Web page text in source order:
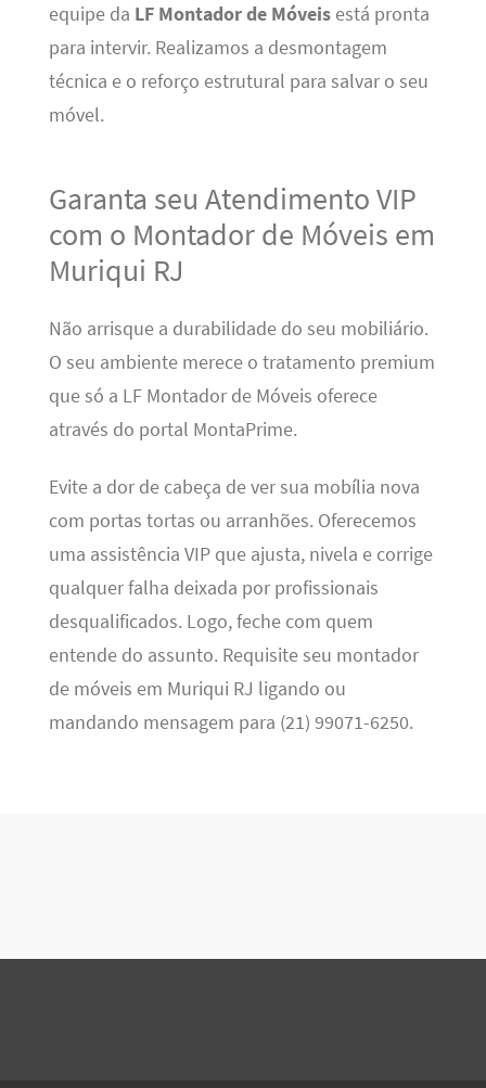
equipe da LF Montador de Móveisestá pronta
para intervir. Realizamos a desmontagem
técnica e o reforço estrutural para salvar o seu
móvel.
Garanta seu Atendimento VIP
com o Montador de Móveis em
Muriqui RJ
Não arrisque a durabilidade do seu mobiliário.
O seu ambiente merece o tratamento premium
que só a LF Montador de Móveis oferece
através do portal MontaPrime.
Evite a dor de cabeça de ver sua mobília nova
com portas tortas ou arranhões. Oferecemos
uma assistência VIP que ajusta, nivela e corrige
qualquer falha deixada por profissionais
desqualificados. Logo, feche com quem
entende do assunto. Requisite seu montador
de móveis em Muriqui RJ ligando ou
mandando mensagem para (21) 99071-6250.